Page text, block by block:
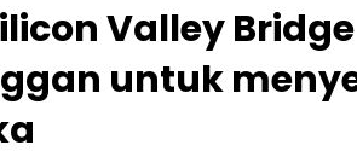
Valley
untuk